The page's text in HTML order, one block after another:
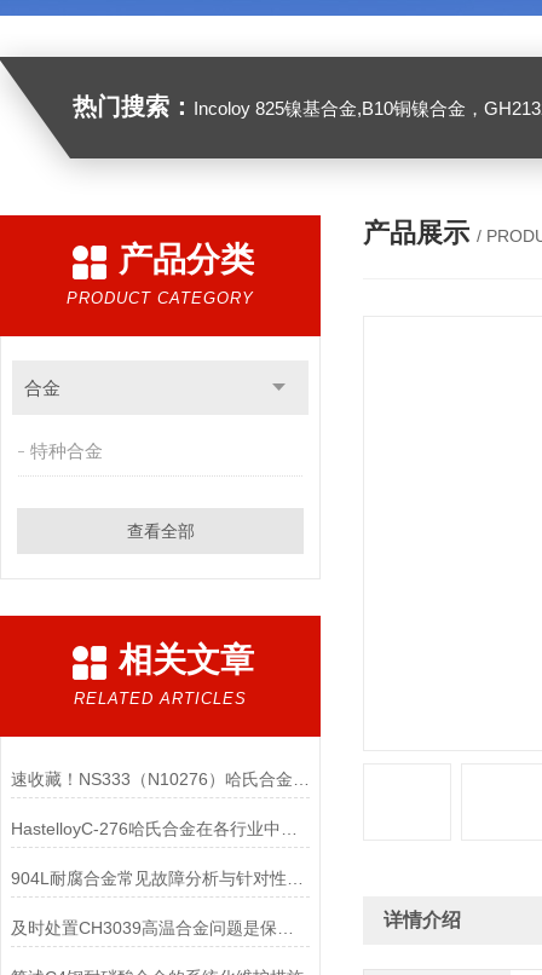
热门搜索： Incoloy 825镍基合金,B10铜镍合金，GH2132高温合金，C276
产品分类
PRODUCT CATEGORY
合金
特种合金
查看全部
相关文章
RELATED ARTICLES
产品展示 /
详情介绍